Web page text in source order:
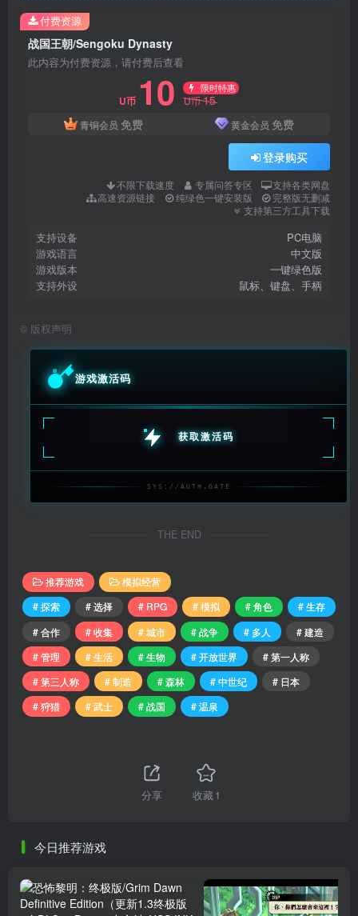
战国王朝/Sengoku Dynasty
此内容为付费资源，请付费后查看
U币 10 限时特惠
U币15
青铜会员 免费 黄金会员 免费
登录购买
不限下载速度 专属问答专区
支持各类网盘
高速资源链接
纯绿色一键安装版
完整版无删减
支持第三方工具下载
支持设备
PC电脑
游戏语言
中文版
游戏版本
一键绿色版
支持外设
鼠标、键盘、手柄
付费资源
© 版权声明
游戏激活码
获取激活码
SYS://AUTH.GATE
THE END
推荐游戏
模拟经营
# 探索
# 选择 # RPG # 模拟 # 角色
# 生存
# 合作
# 收集 # 城市 # 战争 # 多人
# 建造
# 管理
# 生活 # 生物 # 开放世界
# 第一人称
# 第三人称
# 制造 # 森林 # 中世纪
# 日本
# 狩猎
# 武士 # 战国 # 温泉
分享 收藏1
今日推荐游戏